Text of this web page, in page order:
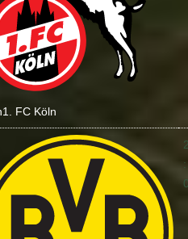
1. FC Köln
: